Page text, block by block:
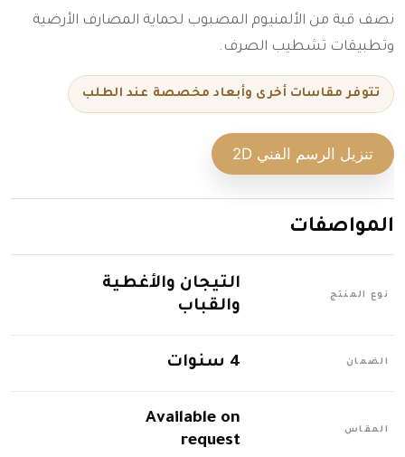
نصف قبة من الألمنيوم المصبوب لحماية المصارف الأرضية
وتطبيقات تشطيب الصرف.
تتوفر مقاسات أخرى وأبعاد مخصصة عند الطلب
تنزيل الرسم الفني 2D
المواصفات
نوع المنتج
التيجان والأغطية
والقباب
الضمان 4 سنوات
المقاس
Available on
request